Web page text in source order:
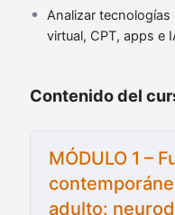
Analizar
virtual, CPT, apps e
Contenido del
MÓDULO 1 –
adulto: